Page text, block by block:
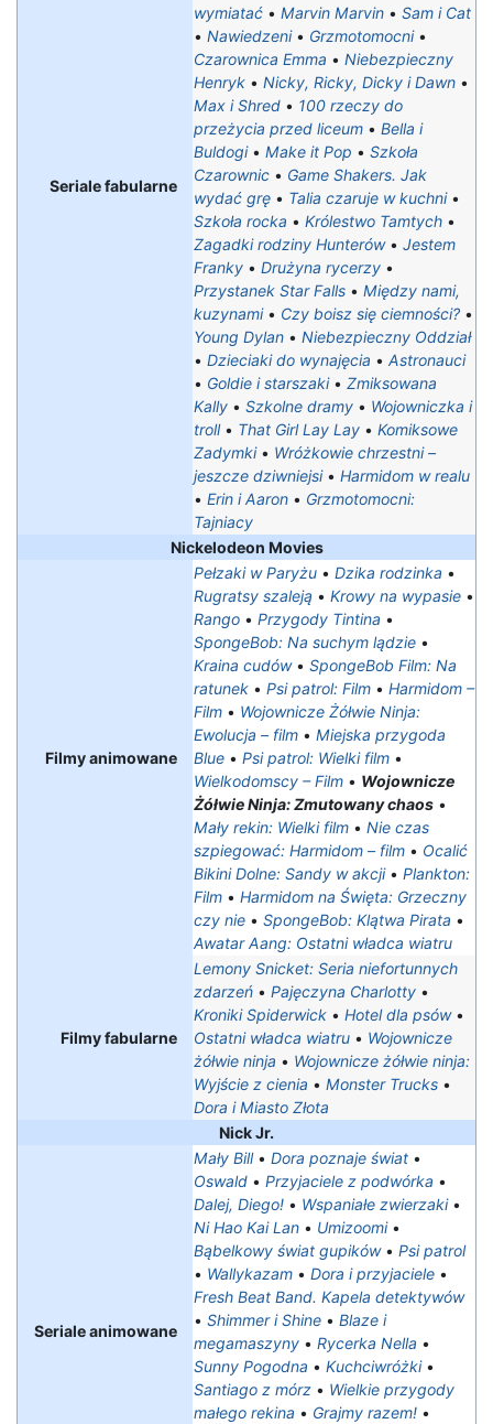
Seriale fabularne
wymiatać • Marvin Marvin • Sam i Cat
• Nawiedzeni• Grzmotomocni•
Czarownica Emma • Niebezpieczny
Henryk • Nicky, Ricky, Dicky i Dawn •
Max i Shred • 100 rzeczy do
przeżycia przed liceum • Bella i
Buldogi• Make it Pop • Szkoła
Czarownic • Game Shakers. Jak
wydać grę • Talia czaruje w kuchni•
Szkoła rocka • Królestwo Tamtych •
Zagadki rodziny Hunterów• Jestem
Franky • Drużyna rycerzy •
Przystanek Star Falls • Między nami,
kuzynami• Czy boisz się ciemności? •
Young Dylan • Niebezpieczny Oddział
• Dzieciaki do wynajęcia • Astronauci
• Goldie i starszaki• Zmiksowana
Kally • Szkolne dramy • Wojowniczka i
troll• That Girl Lay Lay • Komiksowe
Zadymki• Wróżkowie chrzestni –
jeszcze dziwniejsi• Harmidom w realu
• Erin i Aaron • Grzmotomocni:
Tajniacy
Nickelodeon Movies
Filmy animowane
Pełzaki w Paryżu • Dzika rodzinka •
Rugratsy szaleją • Krowy na wypasie •
Rango • Przygody Tintina •
SpongeBob: Na suchym lądzie •
Kraina cudów• SpongeBob Film: Na
ratunek • Psi patrol: Film • Harmidom –
Film • Wojownicze Żółwie Ninja:
Ewolucja – film • Miejska przygoda
Blue • Psi patrol: Wielki film •
Wielkodomscy – Film • Wojownicze
Żółwie Ninja: Zmutowany chaos •
Mały rekin: Wielki film • Nie czas
szpiegować: Harmidom – film • Ocalić
Bikini Dolne: Sandy w akcji• Plankton:
Film • Harmidom na Święta: Grzeczny
czy nie • SpongeBob: Klątwa Pirata •
Awatar Aang: Ostatni władca wiatru
Filmy fabularne
Lemony Snicket: Seria niefortunnych
zdarzeń • Pajęczyna Charlotty •
Kroniki Spiderwick • Hotel dla psów•
Ostatni władca wiatru • Wojownicze
żółwie ninja • Wojownicze żółwie ninja:
Wyjście z cienia • Monster Trucks •
Dora i Miasto Złota
Nick Jr.
Seriale animowane
Mały Bill• Dora poznaje świat •
Oswald • Przyjaciele z podwórka •
Dalej, Diego! • Wspaniałe zwierzaki•
Ni Hao Kai Lan • Umizoomi•
Bąbelkowy świat gupików• Psi patrol
• Wallykazam • Dora i przyjaciele •
Fresh Beat Band. Kapela detektywów
• Shimmer i Shine • Blaze i
megamaszyny • Rycerka Nella •
Sunny Pogodna • Kuchciwróżki•
Santiago z mórz • Wielkie przygody
małego rekina • Grajmy razem! •